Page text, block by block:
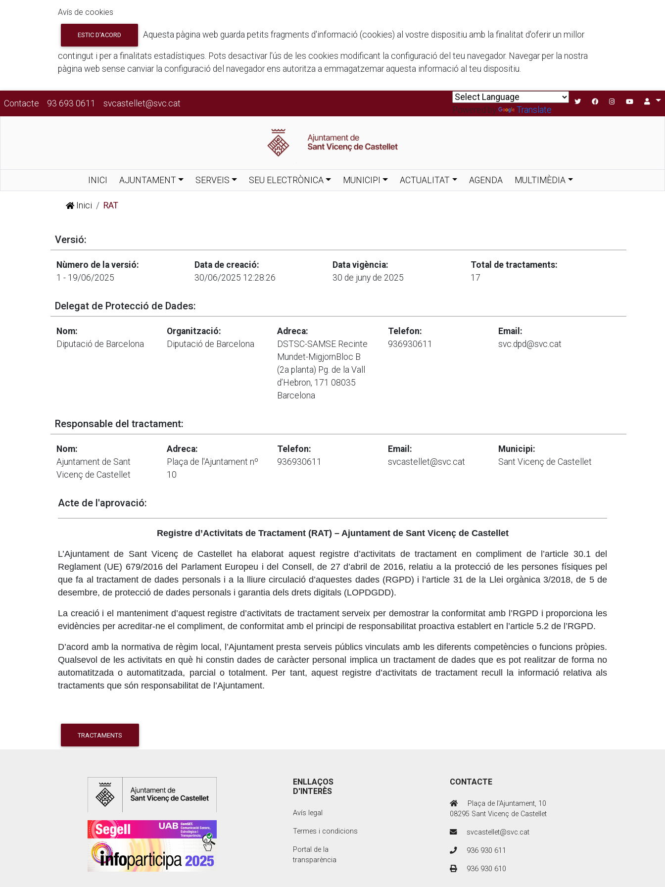
Avís de cookies
ESTIC D'ACORD Aquesta pàgina web guarda petits fragments d'informació (cookies) al vostre dispositiu amb la finalitat d'oferir un millor
contingut i per a finalitats estadístiques. Pots desactivar l'ús de les cookies modificant la configuració del teu navegador. Navegar per la nostra
pàgina web sense canviar la configuració del navegador ens autoritza a emmagatzemar aquesta informació al teu dispositiu.
Contacte 93 693 0611 svcastellet@svc.cat
Powered by Translate
INICI AJUNTAMENT SERVEIS SEU ELECTRÒNICA MUNICIPI ACTUALITAT AGENDA MULTIMÈDIA
Inici RAT
Versió:
Nùmero de la versió:
1 - 19/06/2025
Data de creació:
30/06/2025 12:28:26
Data vigència:
30 de juny de 2025
Total de tractaments:
17
Delegat de Protecció de Dades:
Nom:
Diputació de Barcelona
Organització:
Diputació de Barcelona
Adreca:
DSTSC-SAMSE Recinte
Mundet-MigjornBloc B
(2a planta) Pg. de la Vall
d’Hebron, 171 08035
Barcelona
Telefon:
936930611
Email:
svc.dpd@svc.cat
Responsable del tractament:
Nom:
Ajuntament de Sant
Vicenç de Castellet
Adreca:
Plaça de l'Ajuntament nº
10
Telefon:
936930611
Email:
svcastellet@svc.cat
Municipi:
Sant Vicenç de Castellet
Acte de l'aprovació:
Registre d’Activitats de Tractament (RAT) – Ajuntament de Sant Vicenç de Castellet
L’Ajuntament de Sant Vicenç de Castellet ha elaborat aquest registre d’activitats de tractament en compliment de l’article 30.1 del
Reglament (UE) 679/2016 del Parlament Europeu i del Consell, de 27 d’abril de 2016, relatiu a la protecció de les persones físiques pel
que fa al tractament de dades personals i a la lliure circulació d’aquestes dades (RGPD) i l’article 31 de la Llei orgànica 3/2018, de 5 de
desembre, de protecció de dades personals i garantia dels drets digitals (LOPDGDD).
La creació i el manteniment d’aquest registre d’activitats de tractament serveix per demostrar la conformitat amb l’RGPD i proporciona les
evidències per acreditar-ne el compliment, de conformitat amb el principi de responsabilitat proactiva establert en l’article 5.2 de l’RGPD.
D’acord amb la normativa de règim local, l’Ajuntament presta serveis públics vinculats amb les diferents competències o funcions pròpies.
Qualsevol de les activitats en què hi constin dades de caràcter personal implica un tractament de dades que es pot realitzar de forma no
automatitzada o automatitzada, parcial o totalment. Per tant, aquest registre d’activitats de tractament recull la informació relativa als
tractaments que són responsabilitat de l’Ajuntament.
ENLLAÇOS
D'INTERÈS
Avís legal
Termes i condicions
Portal de la
transparència
CONTACTE
Plaça de l'Ajuntament, 10
08295 Sant Vicenç de Castellet
svcastellet@svc.cat
936 930 611
936 930 610